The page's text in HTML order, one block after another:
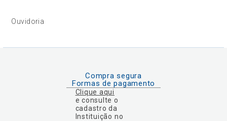
Ouvidoria
Compra segura
Formas de pagamento
Clique aqui
e consulte o
cadastro da
Instituição no